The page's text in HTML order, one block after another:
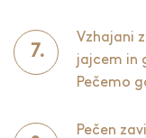
Vzhajani
jajcem in
Pečemo
Pečen